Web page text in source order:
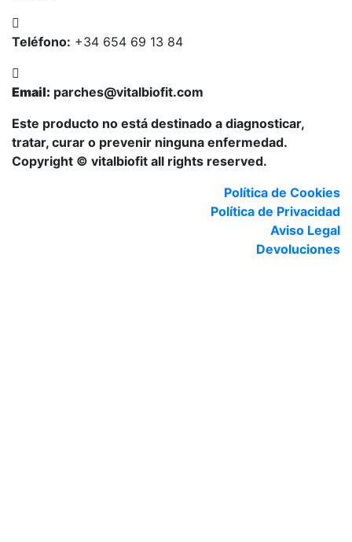
Teléfono: +34 654 69 13 84
Email: parches@vitalbiofit.com
Este producto no está destinado a diagnosticar,
tratar, curar o prevenir ninguna enfermedad.
Copyright © vitalbiofit all rights reserved.
Política de Cookies
Política de Privacidad
Aviso Legal
Devoluciones